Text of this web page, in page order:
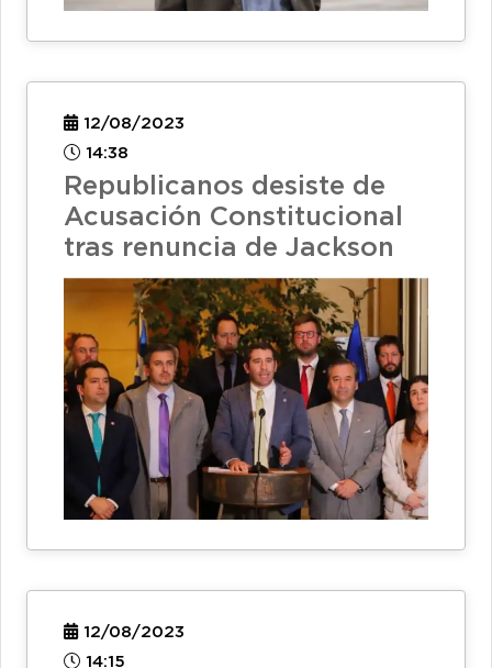
12/08/2023
14:38
Republicanos desiste de
Acusación Constitucional
tras renuncia de Jackson
12/08/2023
14:15